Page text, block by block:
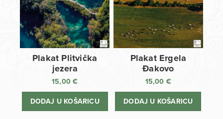
Plakat Plitvička
jezera
15,00€
DODAJ U KOŠARICU
Plakat Ergela
Đakovo
15,00 €
DODAJ U KOŠARICU